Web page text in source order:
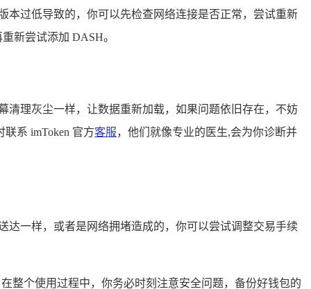
本过低导致的，你可以先检查网络连接是否正常，尝试重新
新尝试添加 DASH。
清理灰尘一样，让数据重新加载，如果问题依旧存在，不妨
系 imToken 官方客服，他们就像专业的医生,会为你诊断并
一样，或者是网络拥堵造成的，你可以尝试调整交易手续
整个使用过程中，你务必时刻注意安全问题，备份好钱包的